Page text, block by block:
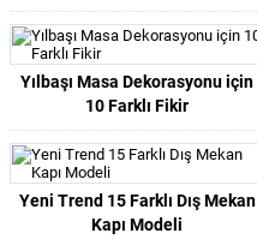
Yılbaşı Masa Dekorasyonu için
10 Farklı Fikir
Yeni Trend 15 Farklı Dış Mekan
Kapı Modeli